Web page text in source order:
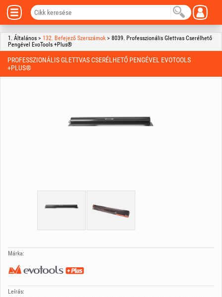
1. Általános > 132. Befejező Szerszámok > 8039. Professzionális Glettvas Cserélhető
Pengével EvoTools +Plus®
PROFESSZIONÁLIS GLETTVAS CSERÉLHETŐ PENGÉVEL EVOTOOLS
+PLUS®
Márka:
Leírás: